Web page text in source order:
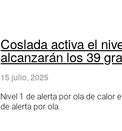
Coslada activa el
alcanzarán los 39
15 julio, 2025
Nivel 1 de alerta por ola de calor
de alerta por ola...